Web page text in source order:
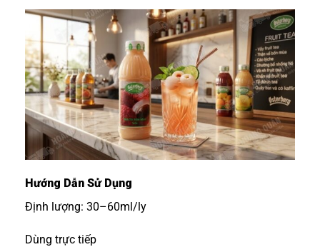
Hướng Dẫn Sử Dụng
Định lượng: 30–60ml/ly
Dùng trực tiếp